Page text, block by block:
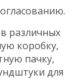
различных
коробку,
пачку,
для